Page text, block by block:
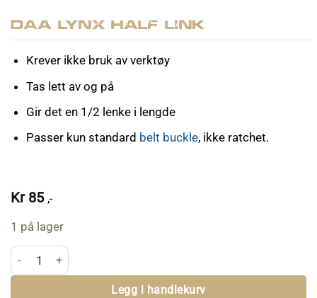
DAA Lynx Half Link
Krever ikke bruk av verktøy
Tas lett av og på
Gir det en 1/2 lenke i lengde
Passer kun standard belt buckle, ikke ratchet.
Kr 85 ,-
1 på lager
DAA Lynx Half Link antall
Legg i handlekurv